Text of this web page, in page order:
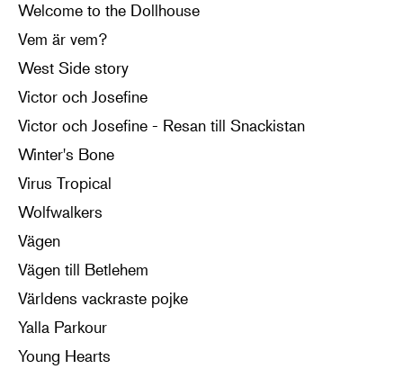
Welcome to the Dollhouse
Vem är vem?
West Side story
Victor och Josefine
Victor och Josefine - Resan till Snackistan
Winter's Bone
Virus Tropical
Wolfwalkers
Vägen
Vägen till Betlehem
Världens vackraste pojke
Yalla Parkour
Young Hearts